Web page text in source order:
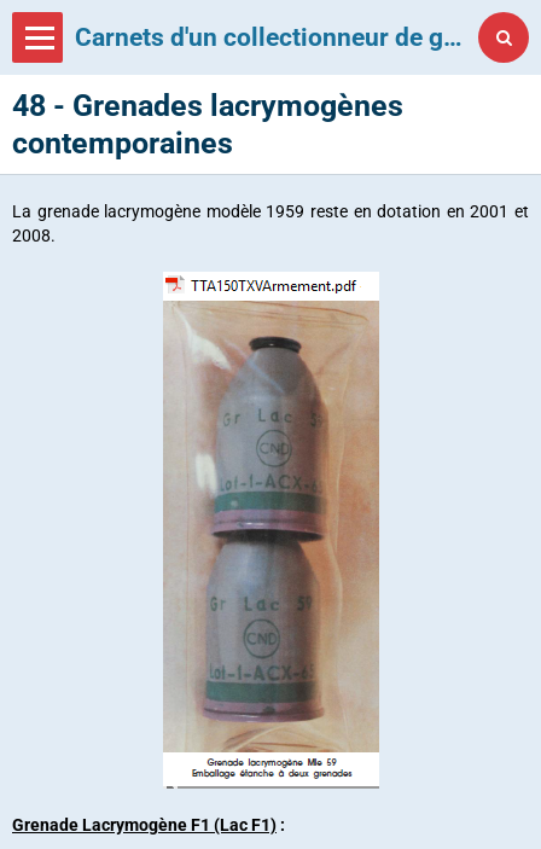
Carnets d'un collectionneur de grenades françaises
48 - Grenades lacrymogènes
contemporaines
La grenade lacrymogène modèle 1959 reste en dotation en 2001 et
2008.
Grenade Lacrymogène F1 (Lac F1) :